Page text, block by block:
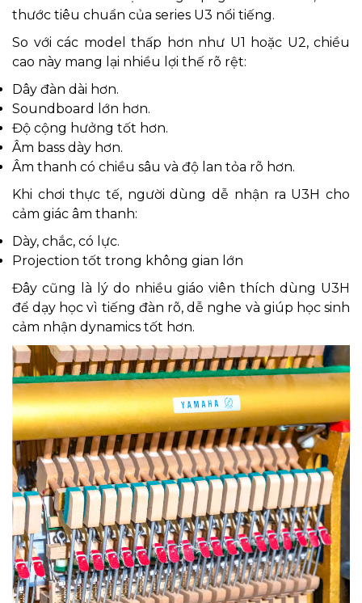
thước tiêu chuẩn của series U3 nổi tiếng.
So với các model thấp hơn như U1 hoặc U2, chiều
cao này mang lại nhiều lợi thế rõ rệt:
Dây đàn dài hơn.
Soundboard lớn hơn.
Độ cộng hưởng tốt hơn.
Âm bass dày hơn.
Âm thanh có chiều sâu và độ lan tỏa rõ hơn.
Khi chơi thực tế, người dùng dễ nhận ra U3H cho
cảm giác âm thanh:
Dày, chắc, có lực.
Projection tốt trong không gian lớn
Đây cũng là lý do nhiều giáo viên thích dùng U3H
để dạy học vì tiếng đàn rõ, dễ nghe và giúp học sinh
cảm nhận dynamics tốt hơn.